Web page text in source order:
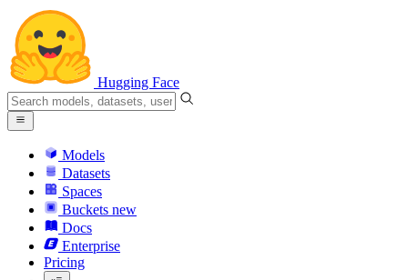
Hugging Face
Models
Datasets
Spaces
Buckets new
Docs
Enterprise
Pricing